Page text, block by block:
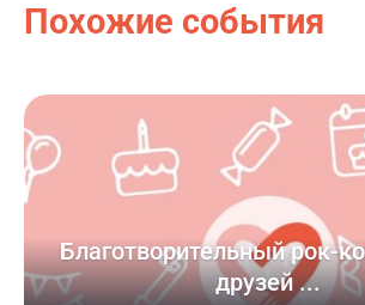
Похожие события
Благотворительный рок-
друзей ...